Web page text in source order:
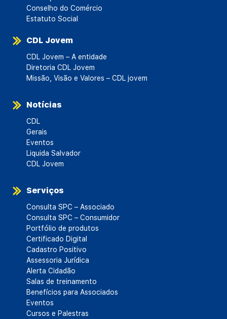
Conselho do Comércio
Estatuto Social
CDL Jovem
CDL Jovem – A entidade
Diretoria CDL Jovem
Missão, Visão e Valores – CDL jovem
Notícias
CDL
Gerais
Eventos
Liquida Salvador
CDL Jovem
Serviços
Consulta SPC – Associado
Consulta SPC – Consumidor
Portfólio de produtos
Certificado Digital
Cadastro Positivo
Assessoria Jurídica
Alerta Cidadão
Salas de treinamento
Benefícios para Associados
Eventos
Cursos e Palestras